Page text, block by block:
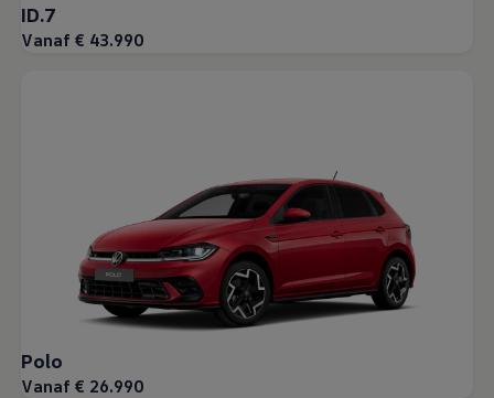
ID.7
Vanaf € 43.990
Polo
Vanaf € 26.990